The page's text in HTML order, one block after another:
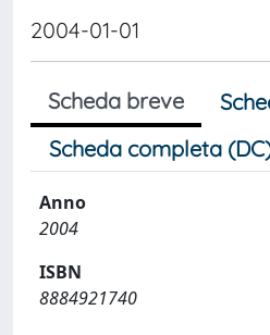
2004-01-01
Scheda breve
Scheda completa
Anno
2004
ISBN
8884921740